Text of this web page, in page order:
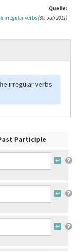
Quelle:
irregular verbs(30. Juli 2011)
irregular verbs
Participle